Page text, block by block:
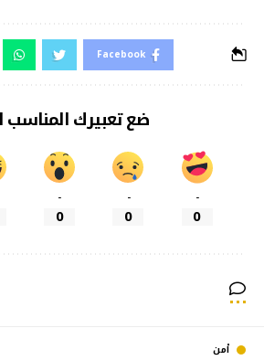
Facebook
ضع تعبيرك المناسب
-
0
-
0
-
0
أمن